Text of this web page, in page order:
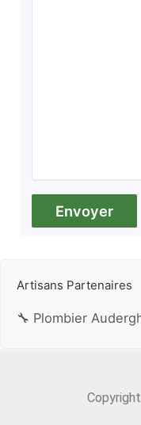
Artisans Partenaires
🔧 Plombier